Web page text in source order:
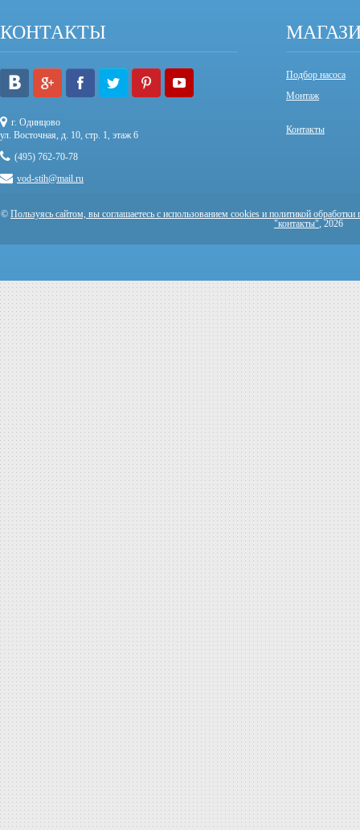
КОНТАКТЫ
г. Одинцово
ул. Восточная, д. 10, стр. 1, этаж 6
(495) 762-70-78
vod-stih@mail.ru
Подбор насоса
Монтаж
Контакты
© Пользуясь сайтом, вы соглашаетесь с использованием cookies и политикой
"контакты", 2026